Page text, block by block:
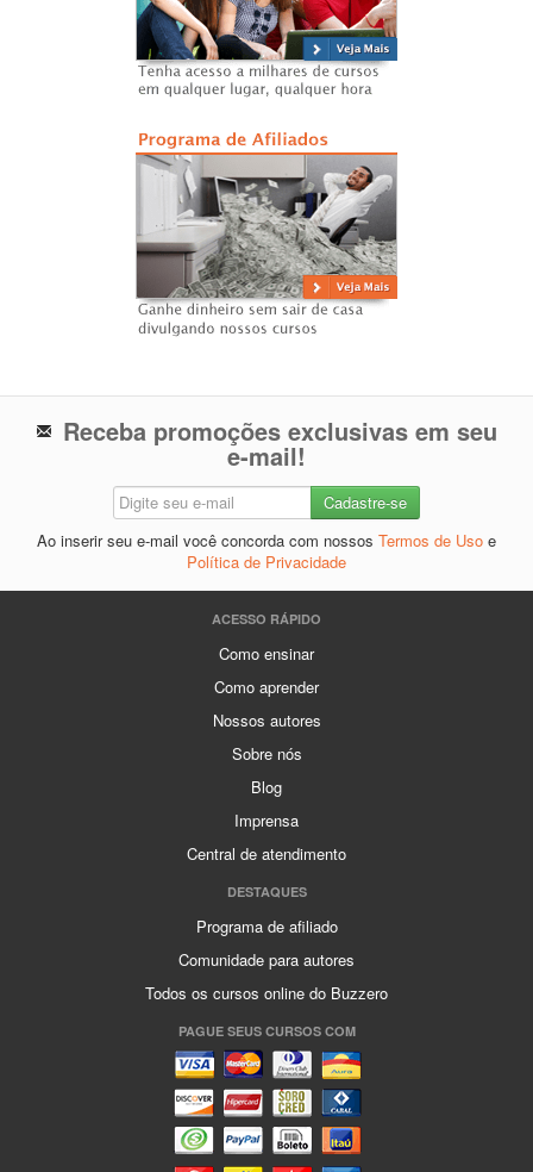
Receba promoções exclusivas em seu
e-mail!
Ao inserir seu e-mail você concorda com nossos Termos de Uso e
Política de Privacidade
ACESSO RÁPIDO
Como ensinar
Como aprender
Nossos autores
Sobre nós
Blog
Imprensa
Central de atendimento
DESTAQUES
Programa de afiliado
Comunidade para autores
Todos os cursos online do Buzzero
PAGUE SEUS CURSOS COM